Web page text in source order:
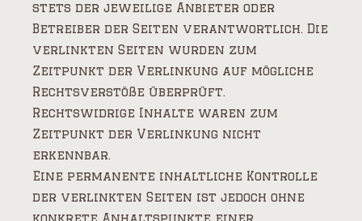
stets der jeweilige Anbieter oder
Betreiber der Seiten verantwortlich. Die
verlinkten Seiten wurden zum
Zeitpunkt der Verlinkung auf mögliche
Rechtsverstöße überprüft.
Rechtswidrige Inhalte waren zum
Zeitpunkt der Verlinkung nicht
erkennbar.
Eine permanente inhaltliche Kontrolle
der verlinkten Seiten ist jedoch ohne
konkrete Anhaltspunkte einer